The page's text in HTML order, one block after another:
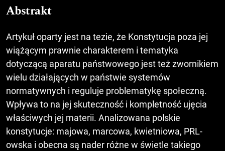
Abstrakt
Artykuł oparty jest na tezie, że Konstytucja poza jej
wiążącym prawnie charakterem i tematyka
dotyczącą aparatu państwowego jest też zwornikiem
wielu działających w państwie systemów
normatywnych i reguluje problematykę społeczną.
Wpływa to na jej skuteczność i kompletność ujęcia
właściwych jej materii. Analizowana polskie
konstytucje: majowa, marcowa, kwietniowa, PRL-
owska i obecna są nader różne w świetle takiego